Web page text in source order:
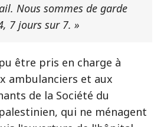
Nous sommes de garde
7 jours sur 7. »
être pris en charge à
ambulanciers et aux
de la Société du
qui ne ménagent